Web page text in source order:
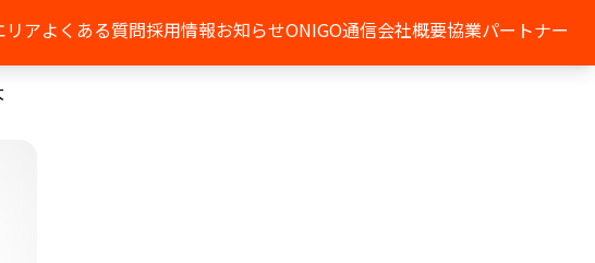
リアよくある質問採用情報お知らせONIGO通信会社概要協業パートナー